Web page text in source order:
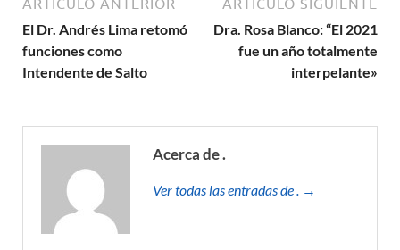
ARTÍCULO ANTERIOR
El Dr. Andrés Lima retomó
funciones como
Intendente de Salto
ARTÍCULO SIGUIENTE
Dra. Rosa Blanco: “El 2021
fue un año totalmente
interpelante»
Acerca de .
Ver todas las entradas de . →